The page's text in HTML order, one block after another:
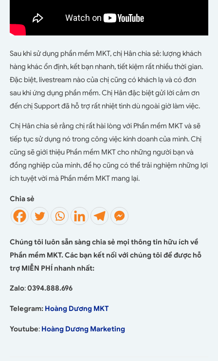
Sau khi sử dụng phần mềm MKT, chị Hân chia sẻ: lượng khách
hàng khác ổn định, kết bạn nhanh, tiết kiệm rất nhiều thời gian.
Đặc biệt, livestream nào của chị cũng có khách lạ và có đơn
sau khi ứng dụng phần mềm. Chị Hân đặc biệt gửi lời cảm ơn
đến chị Support đã hỗ trợ rất nhiệt tình dù ngoài giờ làm việc.
Chị Hân chia sẻ rằng chị rất hài lòng với Phần mềm MKT và sẽ
tiếp tục sử dụng nó trong công việc kinh doanh của mình. Chị
cũng sẽ giới thiệu Phần mềm MKT cho những người bạn và
đồng nghiệp của mình, để họ cũng có thể trải nghiệm những lợi
ích tuyệt vời mà Phần mềm MKT mang lại.
Chia sẻ
Chúng tôi luôn sẵn sàng chia sẻ mọi thông tin hữu ích về
Phần mềm MKT. Các bạn kết nối với chúng tôi để được hỗ
trợ MIỄN PHÍ nhanh nhất:
Zalo:0394.888.696
Telegram: Hoàng Dương MKT
Youtube: Hoàng Dương Marketing